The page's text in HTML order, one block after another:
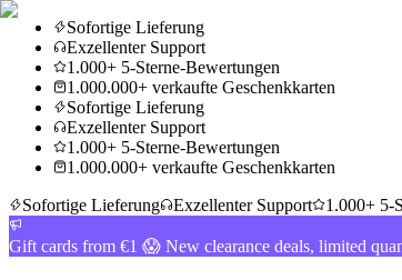
Sofortige Lieferung
Exzellenter Support
1.000+ 5-Sterne-Bewertungen
1.000.000+ verkaufte Geschenkkarten
Sofortige Lieferung
Exzellenter Support
1.000+ 5-Sterne-Bewertungen
1.000.000+ verkaufte Geschenkkarten
Sofortige Lieferung
Exzellenter Support 1.000+ 5-
Gift cards from €1 😱 New clearance deals, limited